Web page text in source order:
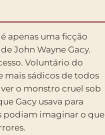
apenas uma ficção
John Wayne Gacy.
Voluntário do
mais sádicos de todos
o monstro cruel sob
Gacy usava para
podiam imaginar o que